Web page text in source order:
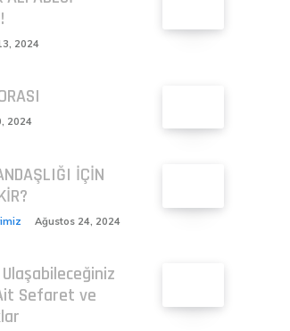
2024
2024
İÇİN
Ağustos 24, 2024
Sefaret ve